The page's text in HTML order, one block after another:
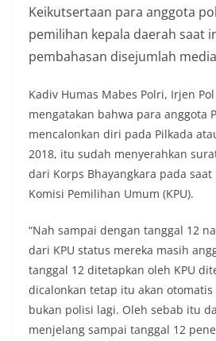
Keikutsertaan para anggota
pemilihan kepala daerah saat
pembahasan disejumlah
Kadiv Humas Mabes Polri, Irjen
mengatakan bahwa para anggota
mencalonkan diri pada Pilkada
2018, itu sudah menyerahkan
dari Korps Bhayangkara pada
Komisi Pemilihan Umum (KPU).
“Nah sampai dengan tanggal 12
dari KPU status mereka masih
tanggal 12 ditetapkan oleh KPU
dicalonkan tetap itu akan
bukan polisi lagi. Oleh sebab itu
menjelang sampai tanggal 12